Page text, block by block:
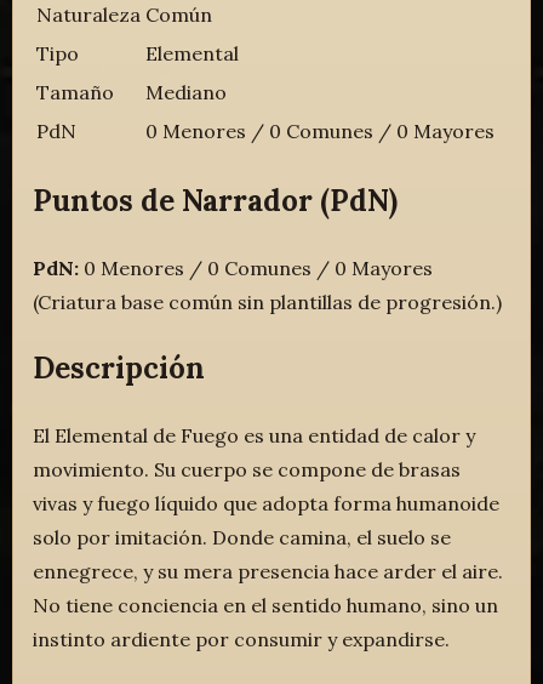
Naturaleza Común
Tipo
Elemental
Tamaño
Mediano
PdN
0 Menores / 0 Comunes / 0 Mayores
Puntos de Narrador (PdN)
PdN: 0 Menores / 0 Comunes / 0 Mayores
(Criatura base común sin plantillas de progresión.)
Descripción
El Elemental de Fuego es una entidad de calor y
movimiento. Su cuerpo se compone de brasas
vivas y fuego líquido que adopta forma humanoide
solo por imitación. Donde camina, el suelo se
ennegrece, y su mera presencia hace arder el aire.
No tiene conciencia en el sentido humano, sino un
instinto ardiente por consumir y expandirse.